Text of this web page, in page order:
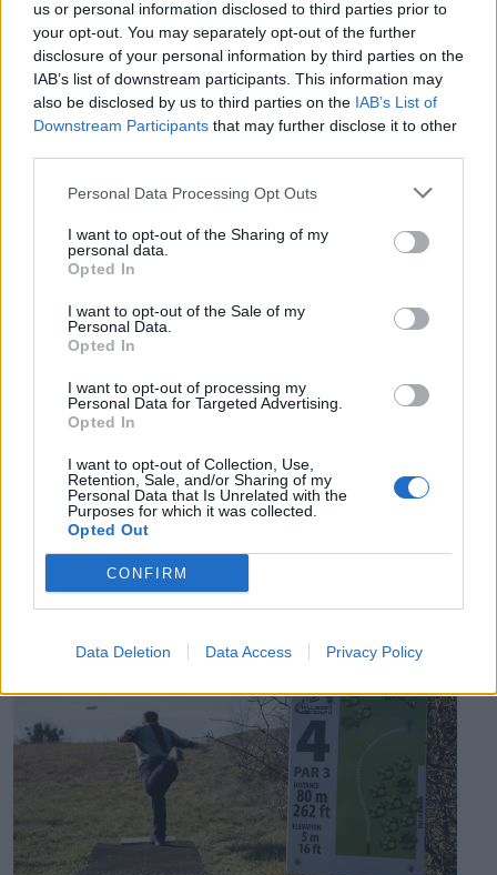
us or personal information disclosed to third parties prior to
your opt-out. You may separately opt-out of the further
disclosure of your personal information by third parties on the
IAB’s list of downstream participants. This information may
also be disclosed by us to third parties on the IAB’s List of
Downstream Participants that may further disclose it to other
Personal Data Processing Opt Outs
I want to opt-out of the Sharing of my
personal data.
Opted In
I want to opt-out of the Sale of my
Personal Data.
Opted In
I want to opt-out of processing my
Personal Data for Targeted Advertising.
Opted In
I want to opt-out of Collection, Use,
Retention, Sale, and/or Sharing of my
Personal Data that Is Unrelated with the
Purposes for which it was collected.
Opted Out
CONFIRM
Data Deletion Data Access Privacy Policy
Már csak 4-5 napig működhet a jelenlegi
körülmények között a cernavodai
atomerőmű
letartóztatott uzsorás. Akár 40 fok is várható
vasárnap a nyugati országrészben.
EZ IS ÉRDEKELHETI